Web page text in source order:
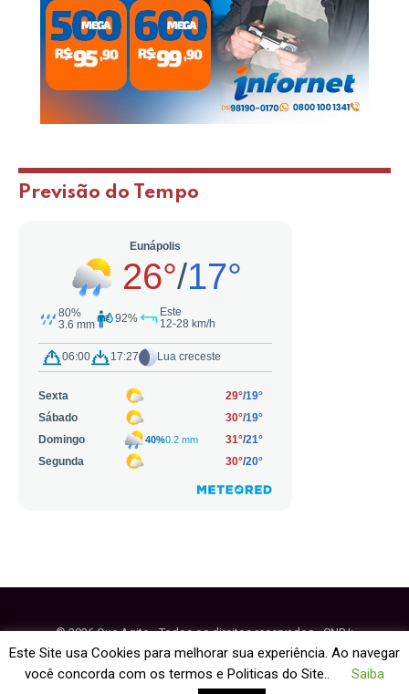
Previsão do Tempo
© 2026 Que Agito - Todos os direitos reservados - CNPJ:
64.884.270/0001-95
Política de Cookies
Este Site usa Cookies para melhorar sua experiência. Ao navegar
você concorda com os termos e Politicas do Site..
Saiba